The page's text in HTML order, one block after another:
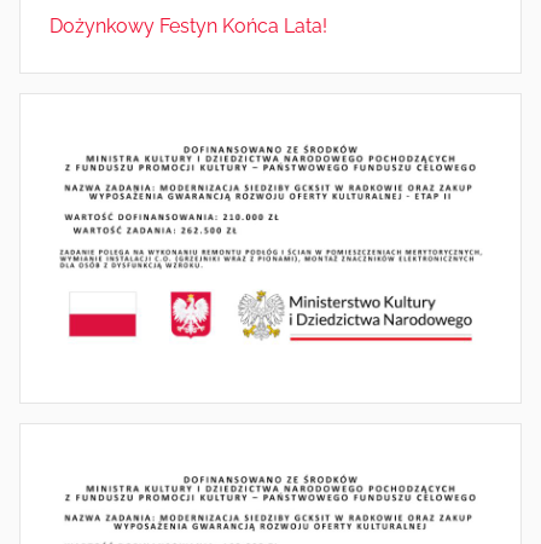
Dożynkowy Festyn Końca Lata!